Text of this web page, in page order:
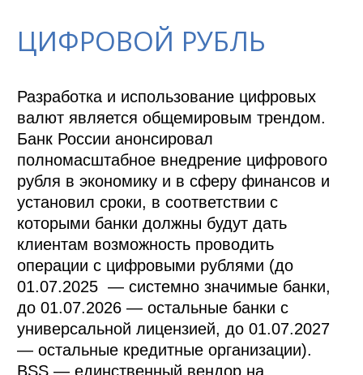
ЦИФРОВОЙ РУБЛЬ
Разработка и использование цифровых
валют является общемировым трендом.
Банк России анонсировал
полномасштабное внедрение цифрового
рубля в экономику и в сферу финансов и
установил сроки, в соответствии с
которыми банки должны будут дать
клиентам возможность проводить
операции с цифровыми рублями (до
01.07.2025  — системно значимые банки,
до 01.07.2026 — остальные банки с
универсальной лицензией, до 01.07.2027
— остальные кредитные организации).
BSS — единственный вендор на